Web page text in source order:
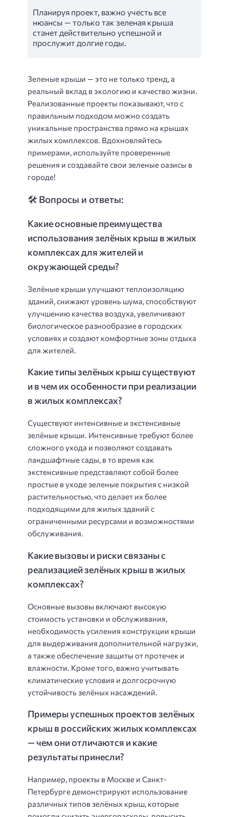
Планируя проект, важно учесть все
нюансы — только так зеленая крыша
станет действительно успешной и
прослужит долгие годы.
Зеленые крыши — это не только тренд, а
реальный вклад в экологию и качество жизни.
Реализованные проекты показывают, что с
правильным подходом можно создать
уникальные пространства прямо на крышах
жилых комплексов. Вдохновляйтесь
примерами, используйте проверенные
решения и создавайте свои зеленые оазисы в
городе!
🛠️ Вопросы и ответы:
Какие основные преимущества
использования зелёных крыш в жилых
комплексах для жителей и
окружающей среды?
Зелёные крыши улучшают теплоизоляцию
зданий, снижают уровень шума, способствуют
улучшению качества воздуха, увеличивают
биологическое разнообразие в городских
условиях и создают комфортные зоны отдыха
для жителей.
Какие типы зелёных крыш существуют
и в чем их особенности при реализации
в жилых комплексах?
Существуют интенсивные и экстенсивные
зелёные крыши. Интенсивные требуют более
сложного ухода и позволяют создавать
ландшафтные сады, в то время как
экстенсивные представляют собой более
простые в уходе зеленые покрытия с низкой
растительностью, что делает их более
подходящими для жилых зданий с
ограниченными ресурсами и возможностями
обслуживания.
Какие вызовы и риски связаны с
реализацией зелёных крыш в жилых
комплексах?
Основные вызовы включают высокую
стоимость установки и обслуживания,
необходимость усиления конструкции крыши
для выдерживания дополнительной нагрузки,
а также обеспечение защиты от протечек и
влажности. Кроме того, важно учитывать
климатические условия и долгосрочную
устойчивость зелёных насаждений.
Примеры успешных проектов зелёных
крыш в российских жилых комплексах
— чем они отличаются и какие
результаты принесли?
Например, проекты в Москве и Санкт-
Петербурге демонстрируют использование
различных типов зелёных крыш, которые